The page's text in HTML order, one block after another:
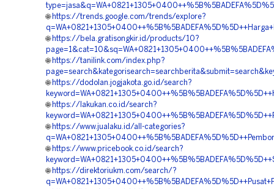
🌐 https://trends.google.com/trends/explore?
🌐 https://bela.gratisongkir.id/products/10?
🌐 https://tanilink.com/index.php?
🌐 https://dodolan.jogjakota.go.id/search?
🌐 https://lakukan.co.id/search?
🌐 https://www.jualaku.id/all-categories?
🌐 https://www.pricebook.co.id/search?
🌐 https://direktoriukm.com/search/?